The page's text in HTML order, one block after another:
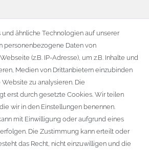
ähnliche Technologien auf unserer
personenbezogene Daten von
(z.B. IP-Adresse), um z.B. Inhalte und
Medien von Drittanbietern einzubinden
zu analysieren. Die
erst durch gesetzte Cookies. Wir teilen
wir in den Einstellungen benennen.
mit Einwilligung oder aufgrund eines
Die Zustimmung kann erteilt oder
das Recht, nicht einzuwilligen und die